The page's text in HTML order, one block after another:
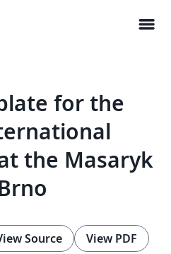
menu
for the
the Masaryk
Source View PDF